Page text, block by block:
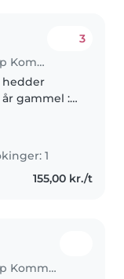
Babysitter i Glostrup Kommune
3
år gammel :)
godt kan
Jeg
1
155,00 kr./t
Babysitter i Glostrup Kommune